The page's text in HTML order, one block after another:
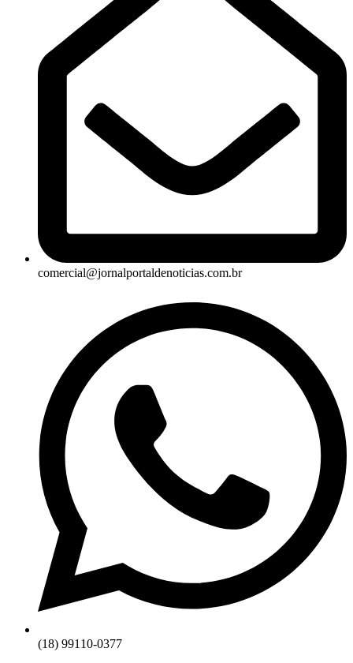
comercial@jornalportaldenoticias.com.br
(18) 99110-0377